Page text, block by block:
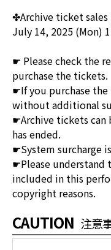
✤Archive ticket
July 14, 2025 (Mon)
☛ Please check the
purchase the tickets.
☛If you purchase
without additional
☛Archive tickets can
has ended.
☛System surcharge
☛Please understand
included in this
copyright reasons.
CAUTION 注意